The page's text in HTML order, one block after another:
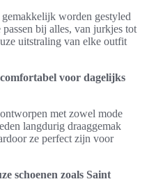
worden gestyled
bij alles, van jurkjes tot
uitstraling van elke outfit
voor dagelijks
met zowel mode
langdurig draaggemak
ze perfect zijn voor
schoenen zoals Saint